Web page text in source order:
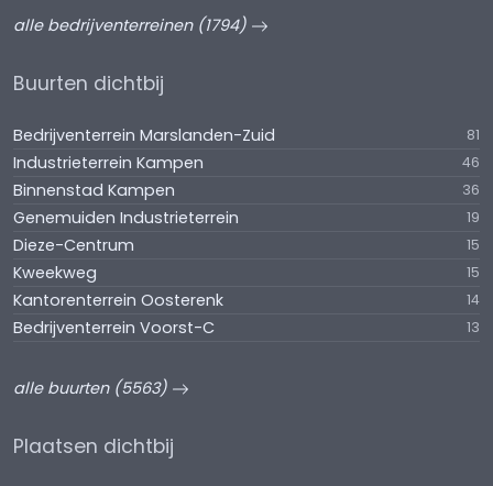
alle bedrijventerreinen (1794)
Buurten dichtbij
Bedrijventerrein Marslanden-Zuid 81
Industrieterrein Kampen 46
Binnenstad Kampen 36
Genemuiden Industrieterrein 19
Dieze-Centrum 15
Kweekweg 15
Kantorenterrein Oosterenk 14
Bedrijventerrein Voorst-C 13
alle buurten (5563)
Plaatsen dichtbij